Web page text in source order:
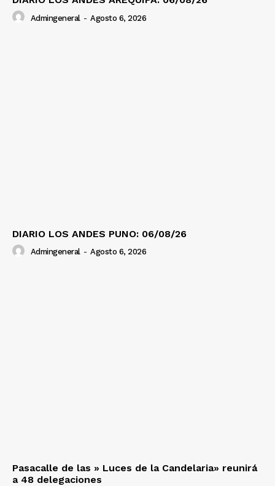
Admingeneral - Agosto 6, 2026
DIARIO LOS ANDES PUNO: 06/08/26
Admingeneral - Agosto 6, 2026
Pasacalle de las » Luces de la Candelaria» reunirá
a 48 delegaciones